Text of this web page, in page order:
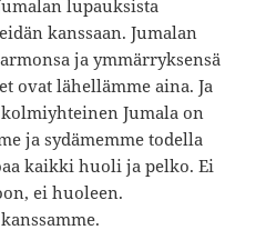
lupauksista
kanssaan. Jumalan
ja ymmärryksensä
ovat lähellämme aina. Ja
Jumala on
ja sydämemme todella
kaikki huoli ja pelko. Ei
ei huoleen.